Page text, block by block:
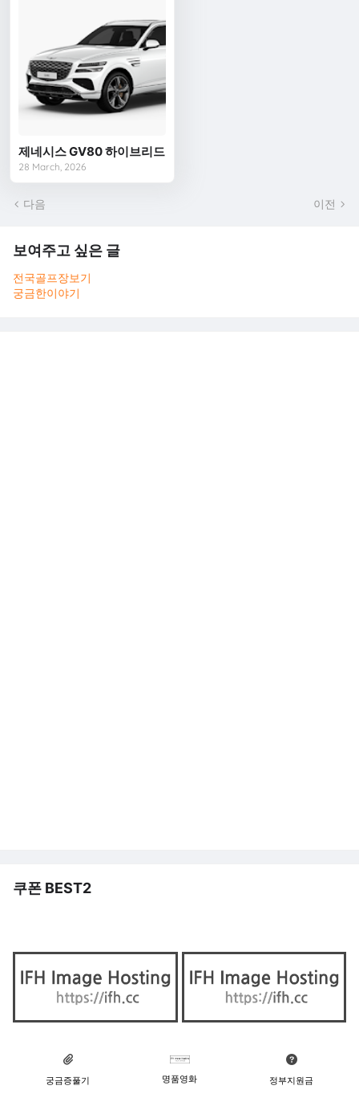
제네시스 GV80 하이브리드
28 March, 2026
다음 이전
보여주고 싶은 글
전국골프장보기
궁금한이야기
쿠폰 BEST2
궁금증풀기 명품영화 정부지원금